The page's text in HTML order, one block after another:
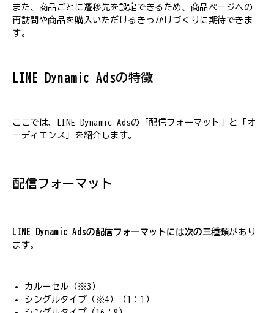
また、商品ごとに遷移先を設定できるため、商品ページへの
再訪問や商品を購入いただけるきっかけづくりに期待できま
す。
LINE Dynamic Adsの特徴
ここでは、LINE Dynamic Adsの「配信フォーマット」と「オ
ーディエンス」を紹介します。
配信フォーマット
LINE Dynamic Adsの配信フォーマットには次の三種類があり
ます。
カルーセル（※3）
シングルタイプ（※4）（1：1）